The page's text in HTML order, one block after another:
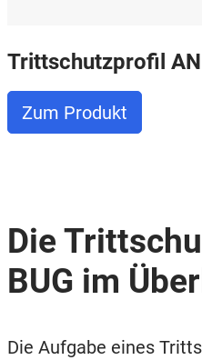
Trittschutzprofil
Zum Produkt
Die
BUG im
Die Aufgabe eines